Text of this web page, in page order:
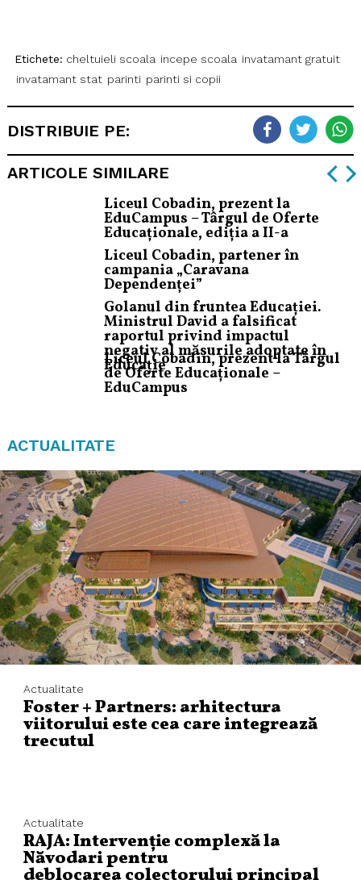
Etichete: cheltuieli scoala incepe scoala invatamant gratuit
invatamant stat parinti parinti si copii
DISTRIBUIE PE:
ARTICOLE SIMILARE
Liceul Cobadin, prezent la
EduCampus – Târgul de Oferte
Educaționale, ediția a II-a
Liceul Cobadin, partener în
campania „Caravana
Dependenței”
Golanul din fruntea Educației.
Ministrul David a falsificat
raportul privind impactul
negativ al măsurile adoptate în
Educație
Liceul Cobadin, prezent la Târgul
de Oferte Educaționale –
EduCampus
ACTUALITATE
Actualitate
Foster + Partners: arhitectura
viitorului este cea care integrează
trecutul
Actualitate
RAJA: Intervenție complexă la
Năvodari pentru